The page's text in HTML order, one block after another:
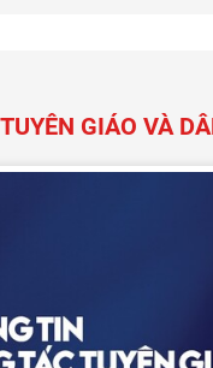
GIÁO VÀ